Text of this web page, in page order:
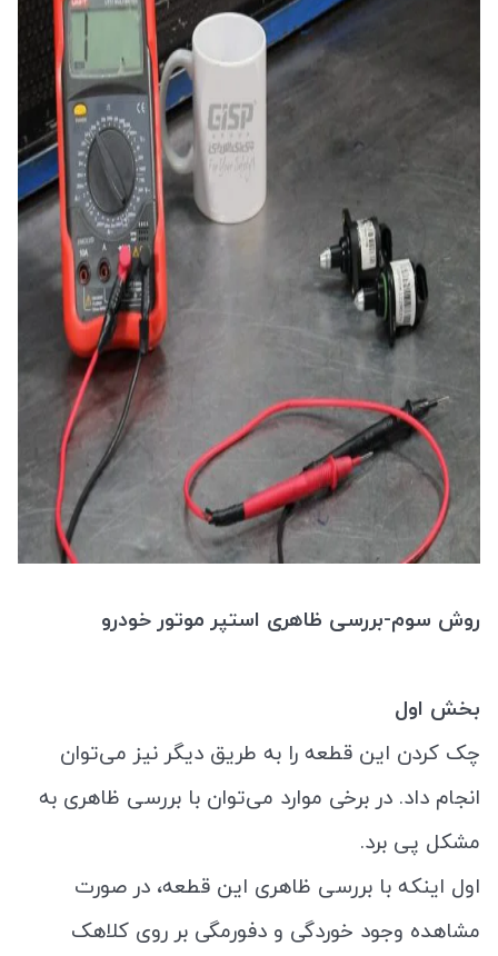
روش سوم-بررسی ظاهری استپر موتور خودرو
بخش اول
چک کردن این قطعه را به طریق دیگر نیز می‌توان
انجام داد. در برخی موارد می‌توان با بررسی ظاهری به
مشکل پی برد.
اول اینکه با بررسی ظاهری این قطعه، در صورت
مشاهده وجود خوردگی و دفورمگی بر روی کلاهک